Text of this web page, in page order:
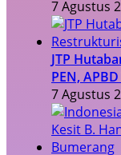
7 Agustus
JTP
PEN,
7 Agustus